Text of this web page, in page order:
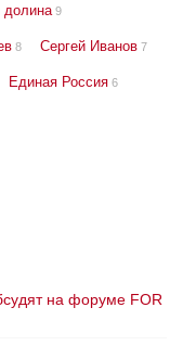
долина 9
8 Сергей Иванов 7
Единая Россия 6
на форуме FOR